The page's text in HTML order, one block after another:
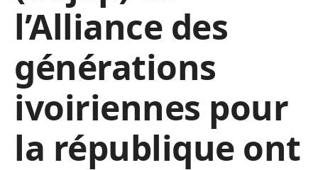
l’Alliance des
générations
ivoiriennes pour
la république ont